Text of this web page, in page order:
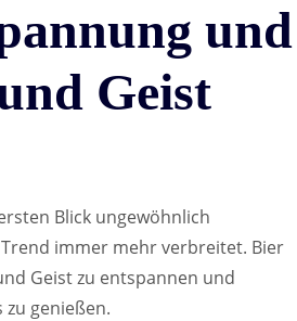
und
Geist
Blick ungewöhnlich
immer mehr verbreitet. Bier
Geist zu entspannen und
genießen.